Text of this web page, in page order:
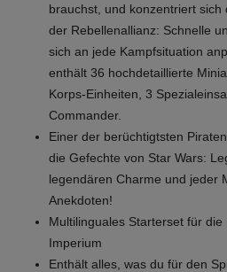
brauchst, und konzentriert
der Rebellenallianz: Schnelle
sich an jede Kampfsituation
enthält 36 hochdetaillierte
Korps-Einheiten, 3
Commander.
Einer der berüchtigtsten
die Gefechte von Star Wars:
legendären Charme und jeder
Anekdoten!
Multilinguales Starterset für
Imperium
Enthält alles, was du für den